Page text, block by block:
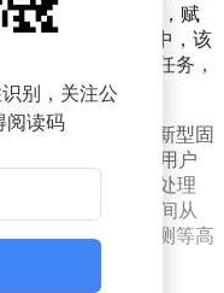
动中的连续扫描，赋
在汽车制造场景中，该
车门抓取与组装任务，
斑马技术发布的新型固
源与镜头模块，用户
NPU（神经网络处理
倍，OCR识别时间从
拣、电子元件检测等高
别，关注公
阅读码